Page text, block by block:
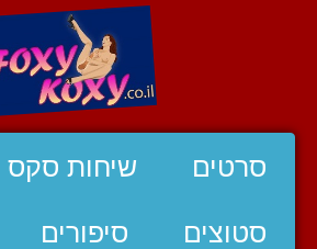
סרטים שיחות סקס
סטוצים סיפורים